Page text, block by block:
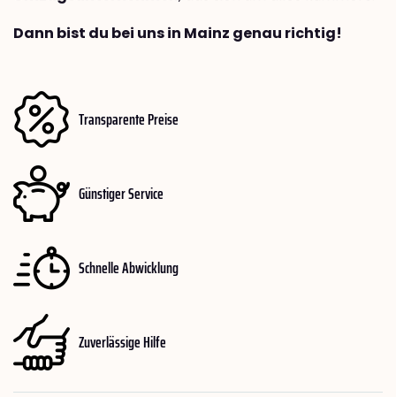
Dann bist du bei uns in Mainz genau richtig!
Transparente Preise
Günstiger Service
Schnelle Abwicklung
Zuverlässige Hilfe